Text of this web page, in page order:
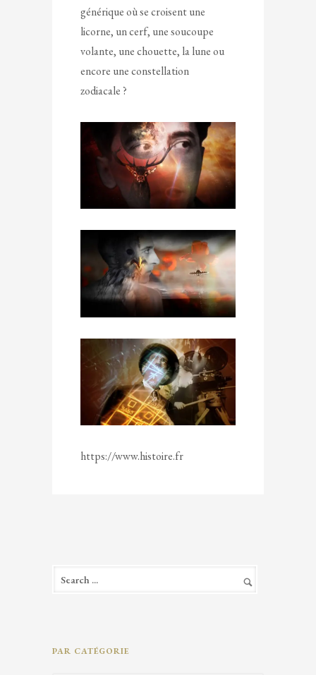
générique où se croisent une
licorne, un cerf, une soucoupe
volante, une chouette, la lune ou
encore une constellation
zodiacale ?
https://www.histoire.fr
PAR CATÉGORIE